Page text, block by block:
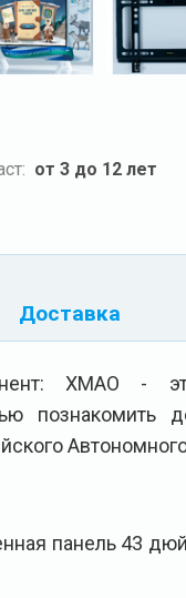
от 3 до 12 лет
Доставка
ХМАО -
познакомить
панель 43